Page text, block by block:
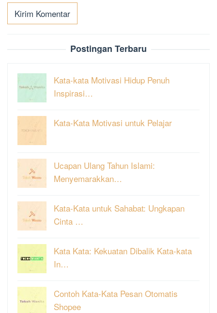
Postingan Terbaru
Kata-kata Motivasi Hidup Penuh
Inspirasi…
Kata-Kata Motivasi untuk Pelajar
Ucapan Ulang Tahun Islami:
Menyemarakkan…
Kata-Kata untuk Sahabat: Ungkapan
Cinta …
Kata Kata: Kekuatan Dibalik Kata-kata
In…
Contoh Kata-Kata Pesan Otomatis
Shopee